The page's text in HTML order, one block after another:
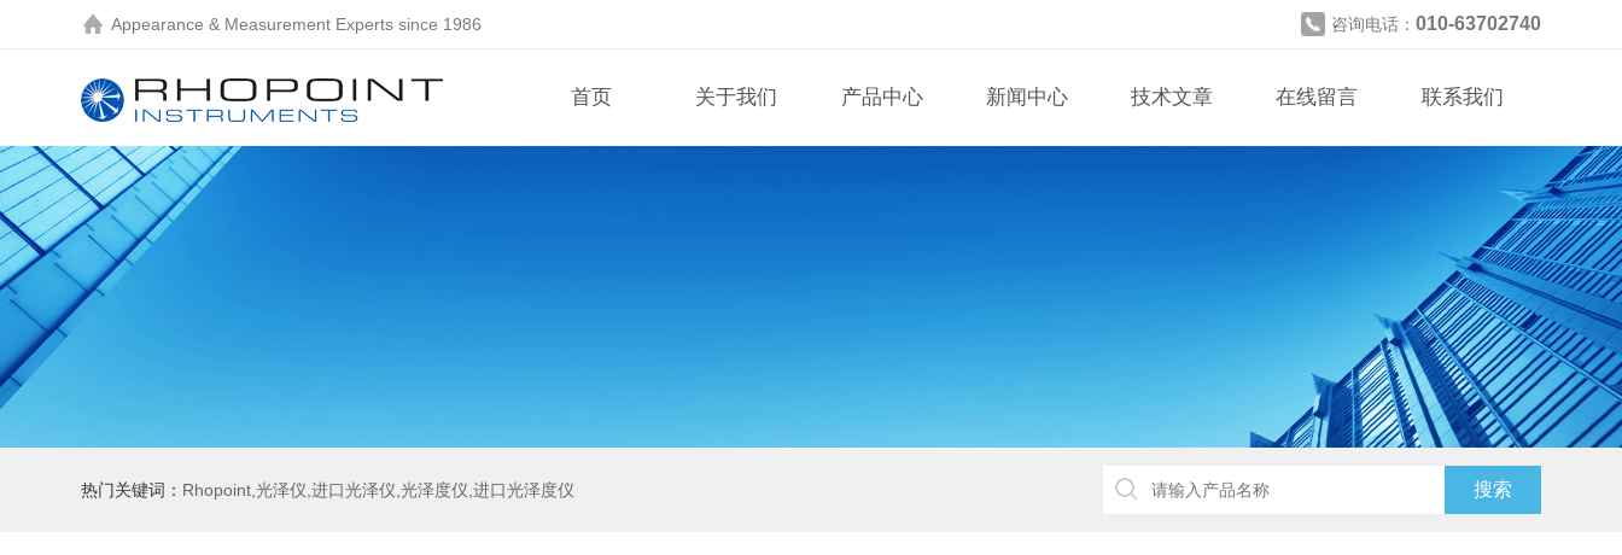
Appearance & Measurement Experts since 1986 咨询电话： 010-63702740
首页 关于我们 产品中心 新闻中心 技术文章 在线留言 联系我们
热门关键词： Rhopoint,光泽仪,进口光泽仪,光泽度仪,进口光泽度仪